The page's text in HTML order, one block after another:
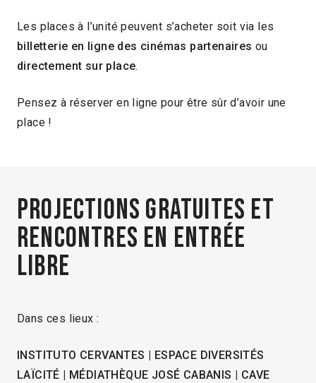
Les places à l’unité peuvent s’acheter soit via les
billetterie en ligne des cinémas partenaires ou
directement sur place.
Pensez à réserver en ligne pour être sûr d’avoir une
place !
Projections gratuites et
rencontres en entrée
libre
Dans ces lieux :
INSTITUTO CERVANTES | ESPACE DIVERSITÉS
LAÏCITÉ | MÉDIATHÈQUE JOSÉ CABANIS | CAVE